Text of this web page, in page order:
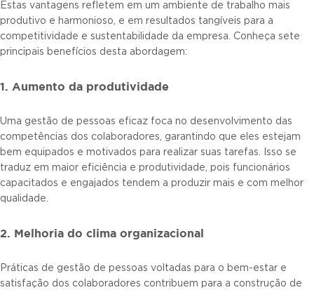
Estas vantagens refletem em um ambiente de trabalho mais
produtivo e harmonioso, e em resultados tangíveis para a
competitividade e sustentabilidade da empresa. Conheça sete
principais benefícios desta abordagem:
1. Aumento da produtividade
Uma gestão de pessoas eficaz foca no desenvolvimento das
competências dos colaboradores, garantindo que eles estejam
bem equipados e motivados para realizar suas tarefas. Isso se
traduz em maior eficiência e produtividade, pois funcionários
capacitados e engajados tendem a produzir mais e com melhor
qualidade.
2. Melhoria do clima organizacional
Práticas de gestão de pessoas voltadas para o bem-estar e
satisfação dos colaboradores contribuem para a construção de